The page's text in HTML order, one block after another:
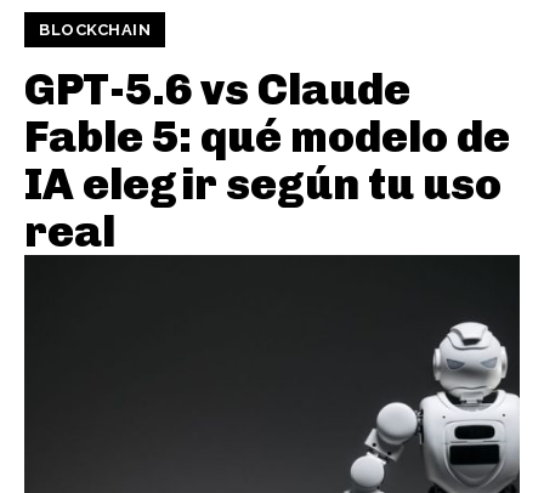
BLOCKCHAIN
GPT-5.6 vs Claude
Fable 5: qué modelo de
IA elegir según tu uso
real